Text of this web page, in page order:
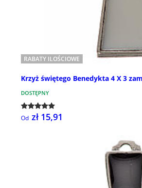
RABATY ILOŚCIOWE
Krzyż świętego Benedykta 4 X 3
DOSTĘPNY
Od zł 15,91